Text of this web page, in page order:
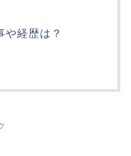
や経歴は？